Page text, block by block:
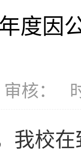
度因
核：
我校